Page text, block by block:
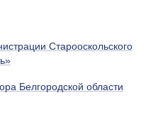
Старооскольского
Белгородской области